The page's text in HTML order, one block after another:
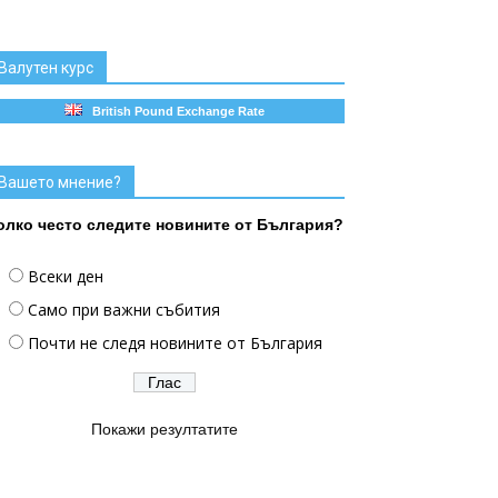
курс
British Pound Exchange Rate
мнение?
често следите новините от България?
Всеки ден
Само при важни събития
Почти не следя новините от България
Покажи резултатите